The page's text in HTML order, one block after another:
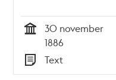
30 november
1886
Typ
Text